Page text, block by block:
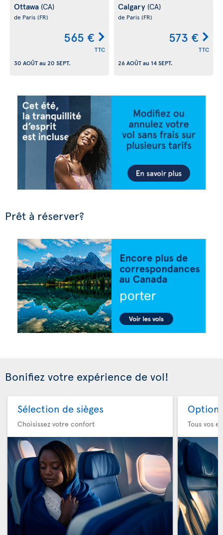
Ottawa (CA)
de Paris (FR)
565 €
TTC
30 AOÛTau 20 SEPT.
Calgary (CA)
de Paris (FR)
573 €
TTC
26 AOÛTau 14 SEPT.
Prêt à réserver?
Bonifiez votre expérience de vol!
Sélection de sièges
Choisissez votre confort
Option
Tous vos